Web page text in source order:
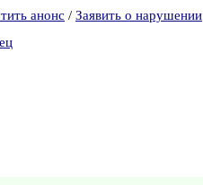
анонс / Заявить о нарушении